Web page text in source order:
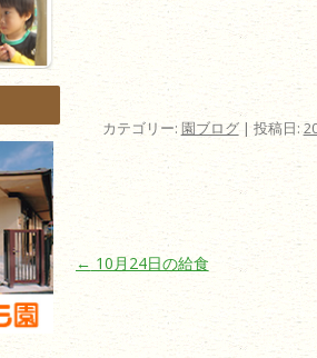
カテゴリー: 園ブログ| 投稿日:
投稿ナビゲーション
← 10月24日の給食